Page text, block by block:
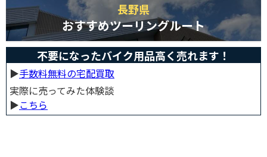
長野県
おすすめツーリングルート
不要になったバイク用品高く売れます！
▶︎手数料無料の宅配買取
実際に売ってみた体験談
▶︎こちら